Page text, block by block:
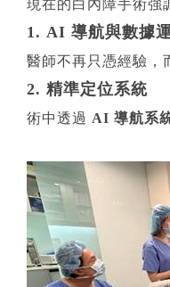
現在的白內障手術強
1. AI 導航與數據
醫師不再只憑經驗，
2. 精準定位系統
術中透過 AI 導航系